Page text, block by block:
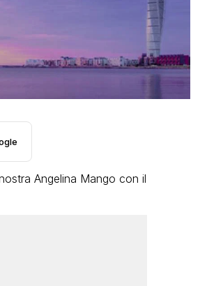
Angelina Mango con il